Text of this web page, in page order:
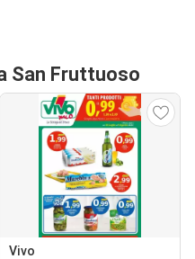
San Fruttuoso
Vivo